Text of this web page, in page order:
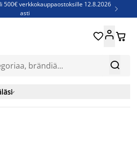
500€ verkkokauppaostoksille 12.8.2026
asti

- Säästä jopa 60% 
 
